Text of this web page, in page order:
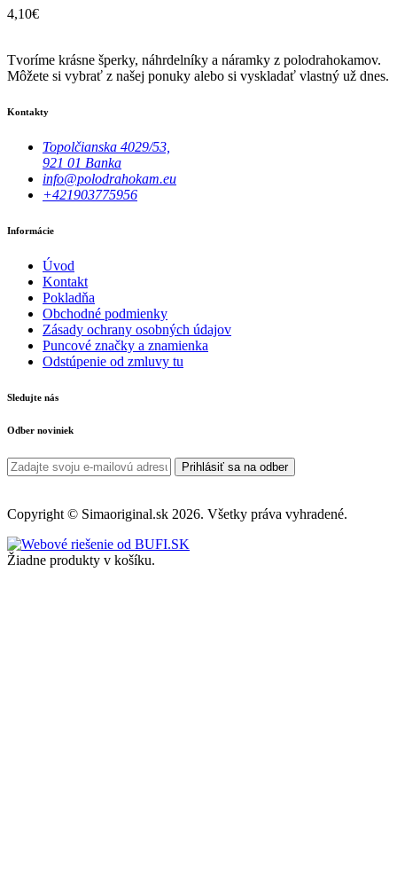
4,10€
Tvoríme krásne šperky, náhrdelníky a náramky z polodrahokamov.
Môžete si vybrať z našej ponuky alebo si vyskladať vlastný už dnes.
Kontakty
Topolčianska 4029/53,
921 01 Banka
info@polodrahokam.eu
+421903775956
Informácie
Úvod
Kontakt
Pokladňa
Obchodné podmienky
Zásady ochrany osobných údajov
Puncové značky a znamienka
Odstúpenie od zmluvy tu
Sledujte nás
Odber noviniek
Prihlásiť sa na odber
Copyright © Simaoriginal.sk 2026. Všetky práva vyhradené.
Žiadne produkty v košíku.